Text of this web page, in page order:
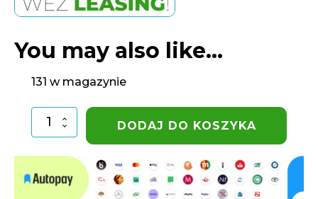
You may also like…
131 w magazynie
ilość
Rura
irygacyjna
mm
100
mb
DODAJ DO KOSZYKA